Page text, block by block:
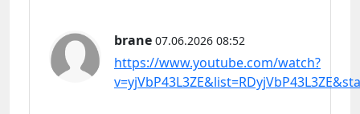
brane 07.06.2026 08:52
https://www.youtube.com/watch?